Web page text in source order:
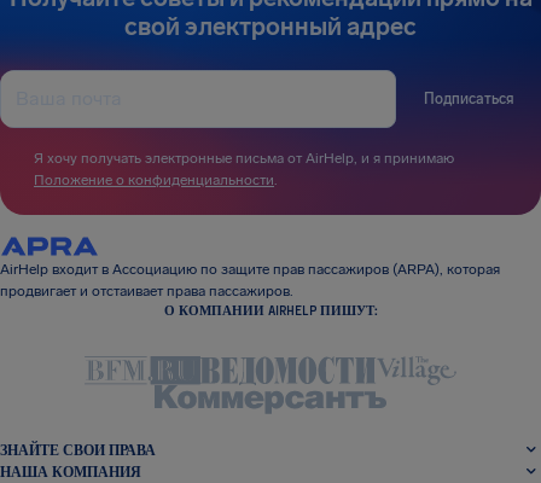
свой электронный адрес
Подписаться
Я хочу получать электронные письма от AirHelp, и я принимаю
Положение о конфиденциальности.
AirHelp входит в Ассоциацию по защите прав пассажиров (ARPA), которая
продвигает и отстаивает права пассажиров.
О КОМПАНИИ AIRHELP ПИШУТ:
ЗНАЙТЕ СВОИ ПРАВА
НАША КОМПАНИЯ